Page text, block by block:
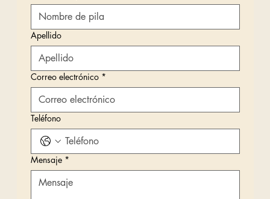
Apellido
Correo electrónico *
Teléfono
Mensaje *